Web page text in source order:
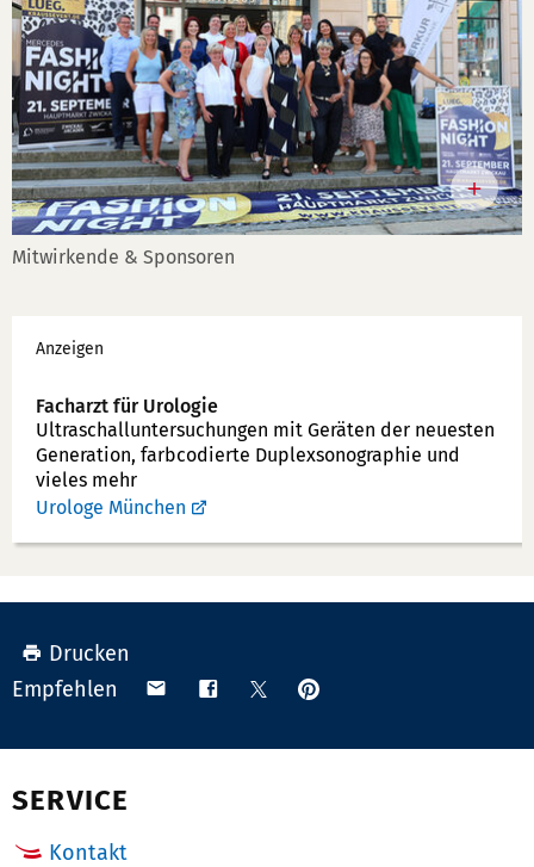
Mitwirkende & Sponsoren
Werbung
Anzeigen
Facharzt für Urologie
Ultraschallunter­suchungen mit Geräten der neuesten
Generation, farbcodierte Duplex­sonographie und
vieles mehr
Urologe München
Drucken
Empfehlen
Teilen Teilen TeilenAnpinnen
SERVICE
Kontakt